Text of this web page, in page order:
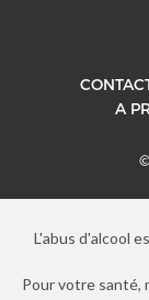
A
L'abus d'alcool
Pour votre santé,